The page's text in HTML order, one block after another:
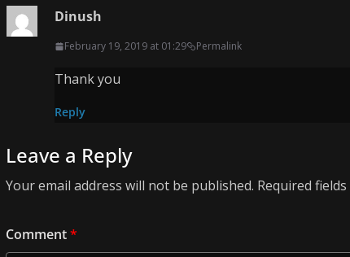
Dinush
February 19, 2019 at 01:29 Permalink
Thank you
Reply
Leave a Reply
Your email address will not be published. Required
Comment*